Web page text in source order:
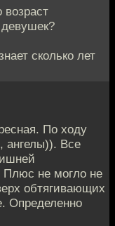
сколько лет
По ходу
ангелы)). Все
не могло не
обтягивающих
Определенно